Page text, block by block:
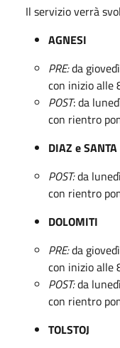
Il servizio verrà
AGNESI
PRE:da
con inizio alle
POST: da
con rientro
DIAZ e
POST:da
con rientro
DOLOMITI
PRE:da
con inizio alle
POST:da
con rientro
TOLSTOJ